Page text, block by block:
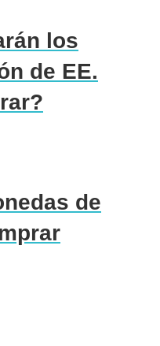
los
de EE.
de